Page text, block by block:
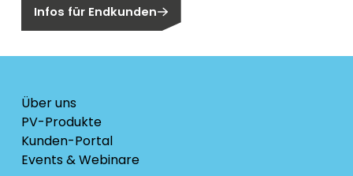
Infos für Endkunden
Über uns
PV-Produkte
Kunden-Portal
Events & Webinare